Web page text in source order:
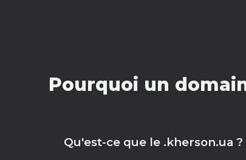
Pourquoi un
Qu'est-ce que le .kherson.ua ?